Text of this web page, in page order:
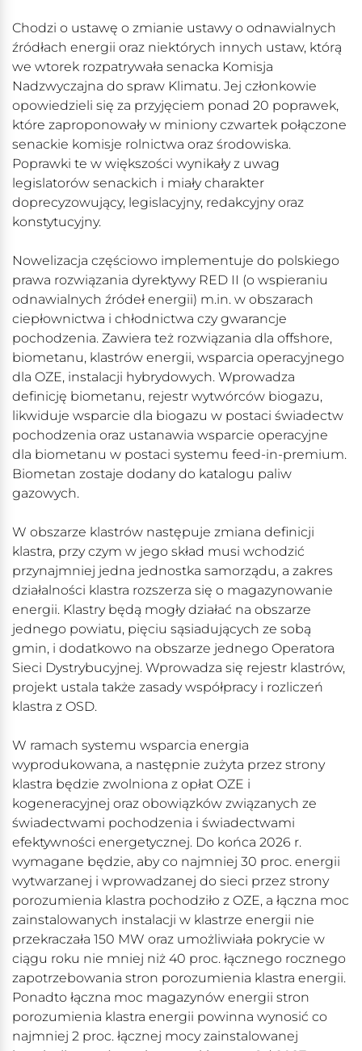
Chodzi o ustawę o zmianie ustawy o odnawialnych
źródłach energii oraz niektórych innych ustaw, którą
we wtorek rozpatrywała senacka Komisja
Nadzwyczajna do spraw Klimatu. Jej członkowie
opowiedzieli się za przyjęciem ponad 20 poprawek,
które zaproponowały w miniony czwartek połączone
senackie komisje rolnictwa oraz środowiska.
Poprawki te w większości wynikały z uwag
legislatorów senackich i miały charakter
doprecyzowujący, legislacyjny, redakcyjny oraz
konstytucyjny.
Nowelizacja częściowo implementuje do polskiego
prawa rozwiązania dyrektywy RED II (o wspieraniu
odnawialnych źródeł energii) m.in. w obszarach
ciepłownictwa i chłodnictwa czy gwarancje
pochodzenia. Zawiera też rozwiązania dla offshore,
biometanu, klastrów energii, wsparcia operacyjnego
dla OZE, instalacji hybrydowych. Wprowadza
definicję biometanu, rejestr wytwórców biogazu,
likwiduje wsparcie dla biogazu w postaci świadectw
pochodzenia oraz ustanawia wsparcie operacyjne
dla biometanu w postaci systemu feed-in-premium.
Biometan zostaje dodany do katalogu paliw
gazowych.
W obszarze klastrów następuje zmiana definicji
klastra, przy czym w jego skład musi wchodzić
przynajmniej jedna jednostka samorządu, a zakres
działalności klastra rozszerza się o magazynowanie
energii. Klastry będą mogły działać na obszarze
jednego powiatu, pięciu sąsiadujących ze sobą
gmin, i dodatkowo na obszarze jednego Operatora
Sieci Dystrybucyjnej. Wprowadza się rejestr klastrów,
projekt ustala także zasady współpracy i rozliczeń
klastra z OSD.
W ramach systemu wsparcia energia
wyprodukowana, a następnie zużyta przez strony
klastra będzie zwolniona z opłat OZE i
kogeneracyjnej oraz obowiązków związanych ze
świadectwami pochodzenia i świadectwami
efektywności energetycznej. Do końca 2026 r.
wymagane będzie, aby co najmniej 30 proc. energii
wytwarzanej i wprowadzanej do sieci przez strony
porozumienia klastra pochodziło z OZE, a łączna moc
zainstalowanych instalacji w klastrze energii nie
przekraczała 150 MW oraz umożliwiała pokrycie w
ciągu roku nie mniej niż 40 proc. łącznego rocznego
zapotrzebowania stron porozumienia klastra energii.
Ponadto łączna moc magazynów energii stron
porozumienia klastra energii powinna wynosić co
najmniej 2 proc. łącznej mocy zainstalowanej